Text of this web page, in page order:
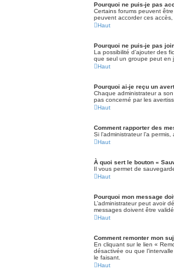
Pourquoi ne puis-je pas
Certains forums peuvent
peuvent accorder ces
Haut
Pourquoi ne puis-je pas
La possibilité d’ajouter des
que seul un groupe peut en
Haut
Pourquoi ai-je reçu un
Chaque administrateur a
pas concerné par les
Haut
Comment rapporter des
Si l’administrateur l’a
Haut
À quoi sert le bouton «
Il vous permet de
Haut
Pourquoi mon message
L’administrateur peut avoir
messages doivent être
Haut
Comment remonter mon
En cliquant sur le lien «
désactivée ou que
le faisant.
Haut